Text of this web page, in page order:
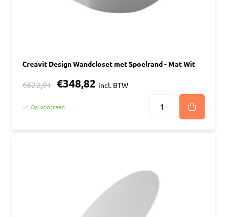
Creavit Design Wandcloset met Spoelrand - Mat Wit
€622,91 €348,82 incl. BTW
Op voorraad